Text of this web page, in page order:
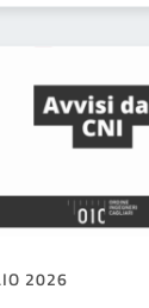
2026